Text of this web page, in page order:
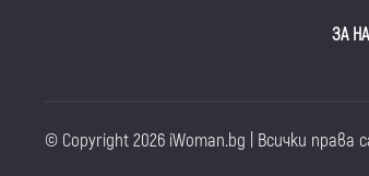
ЗА
© Copyright 2026 iWoman.bg | Всички права